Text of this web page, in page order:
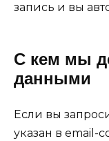
запись и вы
С кем мы
данными
Если вы
указан в email-